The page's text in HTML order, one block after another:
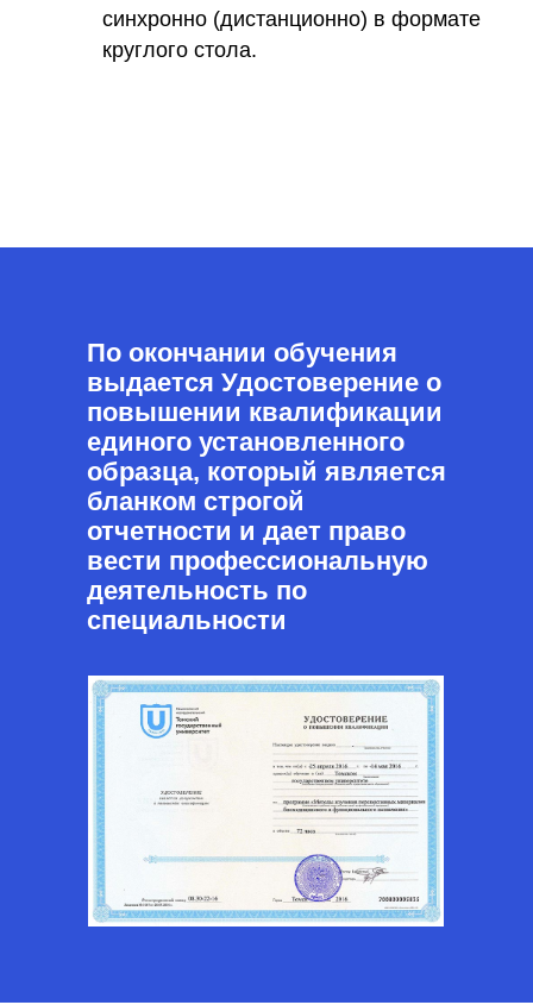
синхронно (дистанционно) в формате
круглого стола.
По окончании обучения
выдается Удостоверение о
повышении квалификации
единого установленного
образца, который является
бланком строгой
отчетности и дает право
вести профессиональную
деятельность по
специальности